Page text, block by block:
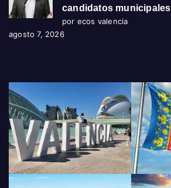
candidatos municipales
por ecos valencia
agosto 7, 2026